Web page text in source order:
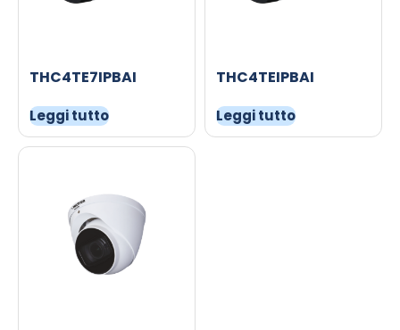
THC4TE7IPBAI
Leggi tutto
THC4TEIPBAI
Leggi tutto